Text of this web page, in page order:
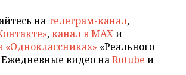
на телеграм-канал,
,канал в MAXи
«Одноклассниках» «Реального
видео наRutube и